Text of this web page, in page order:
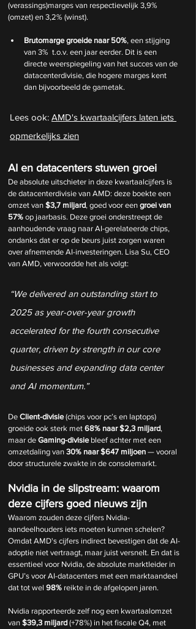
(verassings)marges van respectievelijk 3,9%
(omzet) en 3,2% (winst).
Brutomarge groeide naar 50%, een stijging
van 3%  t.o.v. een jaar eerder. Dit is een
directe weerspiegeling van het succes van de
datacenterdivisie, die hogere marges kent
dan bijvoorbeeld de gametak.
Lees ook: AMD's kwartaalcijfers laten iets
opmerkelijks zien
AI en datacenters stuwen groei
De absolute uitschieter in deze kwartaalcijfers is
de datacenterdivisie van AMD: deze boekte een
omzet van $3,7 miljard, goed voor een groei van
57% op jaarbasis. Deze groei onderstreept de
aanhoudende vraag naar AI-gerelateerde chips,
ondanks dat er op de beurs juist zorgen waren
over afnemende AI-investeringen. Lisa Su, CEO
van AMD, verwoordde het als volgt:
“We delivered an outstanding start to
2025 as year-over-year growth
accelerated for the fourth consecutive
quarter, driven by strength in our core
businesses and expanding data center
and AI momentum.”
De Client-divisie (chips voor pc’s en laptops)
groeide ook sterk met 68% naar $2,3 miljard,
maar de Gaming-divisie bleef achter met een
omzetdaling van 30% naar $647 miljoen — vooral
door structurele zwakte in de consolemarkt.
Nvidia in de slipstream: waarom
deze cijfers goed nieuws zijn
Waarom zouden deze cijfers Nvidia-
aandeelhouders iets moeten kunnen schelen?
Omdat AMD's cijfers indirect bevestigen dat de AI-
adoptie niet vertraagt, maar juist versnelt. En dat is
essentieel voor Nvidia, de absolute marktleider in
GPU’s voor AI-datacenters met een marktaandeel
dat tot wel 98% reikte in de afgelopen jaren.
Nvidia rapporteerde zelf nog een kwartaalomzet
van $39,3 miljard (+78%) in het fiscale Q4, met